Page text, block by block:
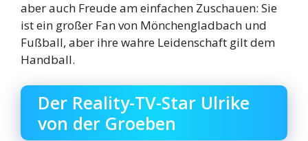
aber auch Freude am einfachen Zuschauen: Sie
ist ein großer Fan von Mönchengladbach und
Fußball, aber ihre wahre Leidenschaft gilt dem
Handball.
Der Reality-TV-Star Ulrike
von der Groeben